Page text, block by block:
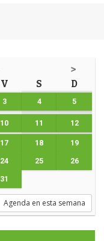
>
V S D
3 4 5
10 11 12
17 18 19
24 25 26
31
Agenda en esta semana